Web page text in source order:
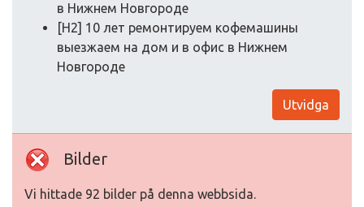
в Нижнем Новгороде
[H2] 10 лет ремонтируем кофемашины
выезжаем на дом и в офис в Нижнем
Новгороде
Utvidga
Bilder
Vi hittade 92 bilder på denna webbsida.